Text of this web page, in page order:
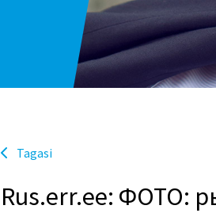
Tagasi
Rus.err.ee: ФОТО: